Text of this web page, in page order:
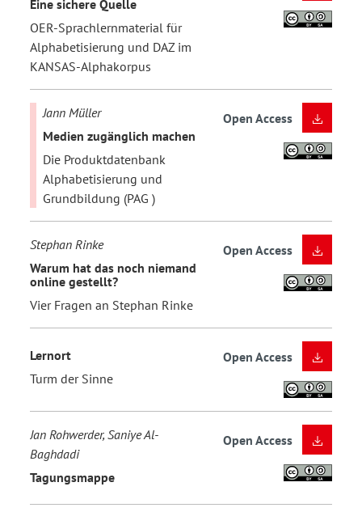
Eine sichere Quelle
OER-Sprachlernmaterial für
Alphabetisierung und DAZ im
KANSAS-Alphakorpus
Jann Müller
Medien zugänglich machen
Die Produktdatenbank
Alphabetisierung und
Grundbildung (PAG )
Open Access
Stephan Rinke
Warum hat das noch niemand
online gestellt?
Vier Fragen an Stephan Rinke
Open Access
Lernort
Turm der Sinne
Open Access
Jan Rohwerder, Saniye Al-
Baghdadi
Tagungsmappe
Open Access